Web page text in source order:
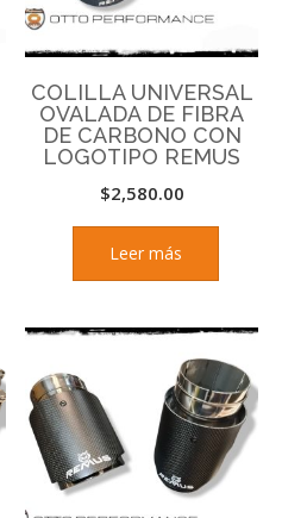
COLILLA UNIVERSAL
OVALADA DE FIBRA
DE CARBONO CON
LOGOTIPO REMUS
$2,580.00
Leer más